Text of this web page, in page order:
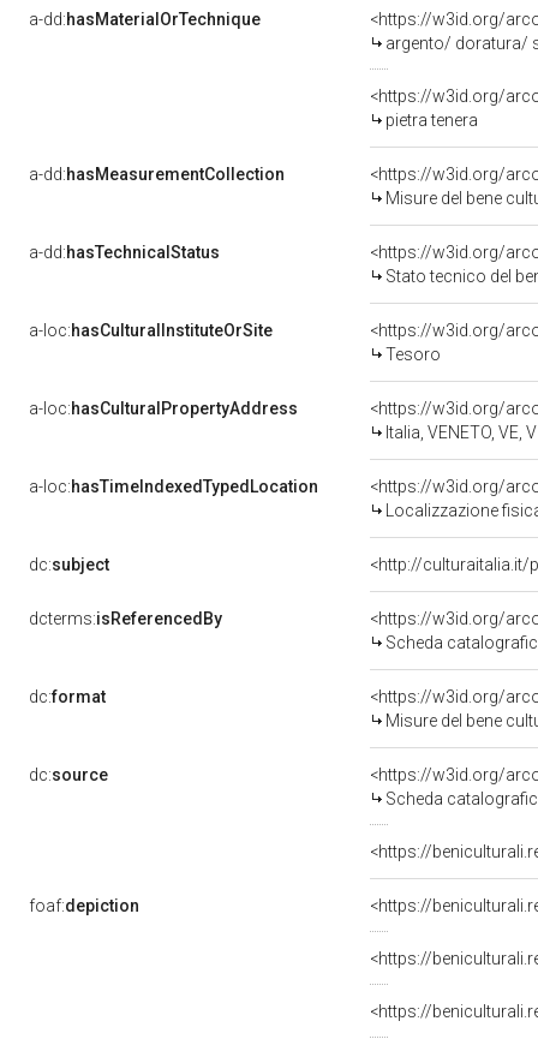
a-dd:hasMaterialOrTechnique
<https://w3id.org/
argento/ doratura/
<https://w3id.org/
pietra tenera
a-dd:hasMeasurementCollection
<https://w3id.org/
Misure del bene
a-dd:hasTechnicalStatus
<https://w3id.org/
Stato tecnico del
a-loc:hasCulturalInstituteOrSite
Tesoro
a-loc:hasCulturalPropertyAddress
<https://w3id.org/
Italia, VENETO, VE,
a-loc:hasTimeIndexedTypedLocation
<https://w3id.org/
Localizzazione
dc:subject <http://culturaitalia.it/
dcterms:isReferencedBy
<https://w3id.org/
Scheda
dc:format
<https://w3id.org/
Misure del bene
dc:source
<https://w3id.org/
Scheda
foaf:depiction